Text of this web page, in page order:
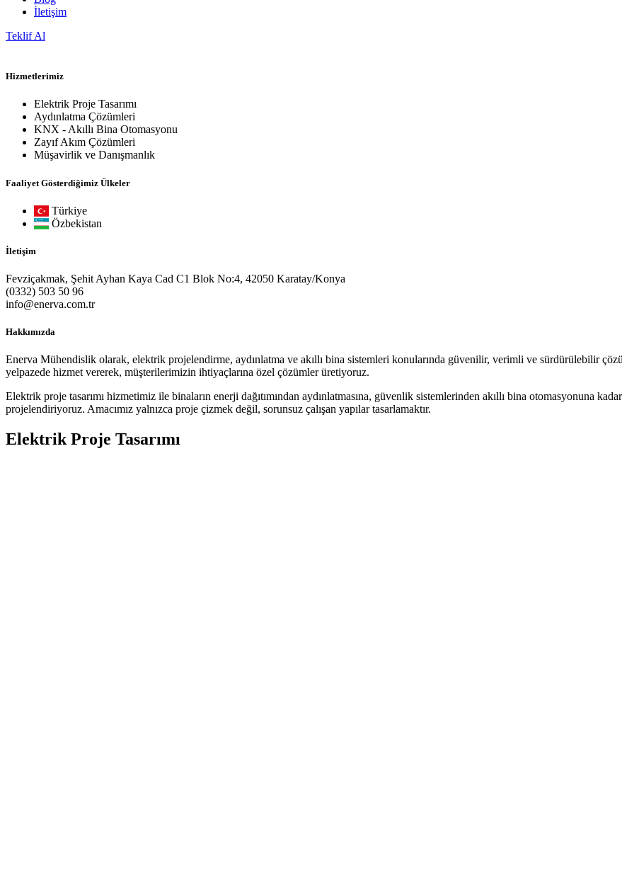
İletişim
Teklif Al
Hizmetlerimiz
Elektrik Proje Tasarımı
Aydınlatma Çözümleri
KNX - Akıllı Bina Otomasyonu
Zayıf Akım Çözümleri
Müşavirlik ve Danışmanlık
Faaliyet Gösterdiğimiz Ülkeler
Türkiye
Özbekistan
İletişim
Fevziçakmak, Şehit Ayhan Kaya Cad C1 Blok No:4, 42050 Karatay/Konya
(0332) 503 50 96
info@enerva.com.tr
Hakkımızda
Enerva Mühendislik olarak, elektrik projelendirme, aydınlatma ve akıllı bina sistemleri konularında güvenilir, verimli ve sürdürülebilir
yelpazede hizmet vererek, müşterilerimizin ihtiyaçlarına özel çözümler üretiyoruz.
Elektrik proje tasarımı hizmetimiz ile binaların enerji dağıtımından aydınlatmasına, güvenlik sistemlerinden akıllı bina otomasyonuna
projelendiriyoruz. Amacımız yalnızca proje çizmek değil, sorunsuz çalışan yapılar tasarlamaktır.
Elektrik Proje Tasarımı